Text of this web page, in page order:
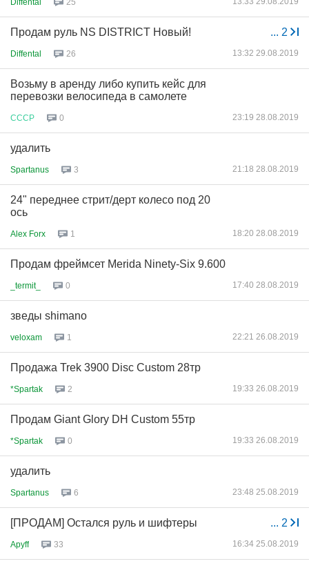
25
... 2
Продам руль NS DISTRICT Новый!
Diffental 26 13:32 29.08.2019
Возьму в аренду либо купить кейс для
перевозки велосипеда в самолете
СССР 0 23:19 28.08.2019
удалить
Spartanus 3 21:18 28.08.2019
24" переднее стрит/дерт колесо под 20
ось
Alex Forx 1 18:20 28.08.2019
Продам фреймсет Merida Ninety-Six 9.600
_termit_ 0 17:40 28.08.2019
зведы shimano
veloxam 1 22:21 26.08.2019
Продажа Trek 3900 Disc Custom 28тр
*Spartak 2 19:33 26.08.2019
Продам Giant Glory DH Custom 55тр
*Spartak 0 19:33 26.08.2019
удалить
Spartanus 6 23:48 25.08.2019
... 2
[ПРОДАМ] Остался руль и шифтеры
Apyff 33 16:34 25.08.2019